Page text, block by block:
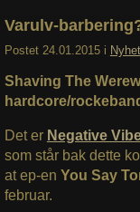
Varulv-
Postet 24.01.2015 i
Shaving The
hardcore/
Det er Negative
som står bak dette
at ep-en You Say
februar.